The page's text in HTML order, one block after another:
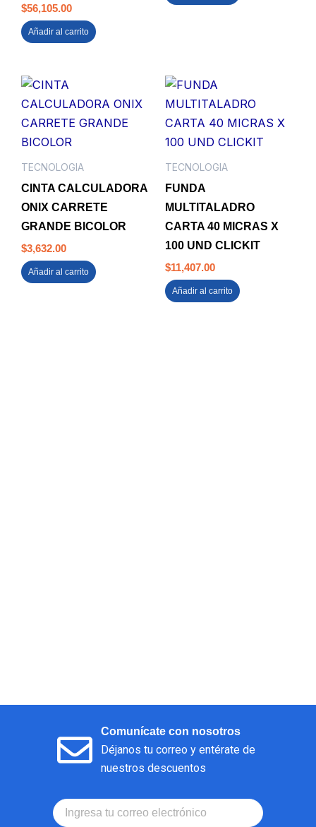
$56,105.00
Añadir al carrito
TECNOLOGIA
CINTA CALCULADORA
ONIX CARRETE
GRANDE BICOLOR
$3,632.00
Añadir al carrito
TECNOLOGIA
FUNDA
MULTITALADRO
CARTA 40 MICRAS X
100 UND CLICKIT
$11,407.00
Añadir al carrito
Comunícate con nosotros
Déjanos tu correo y entérate de
nuestros descuentos